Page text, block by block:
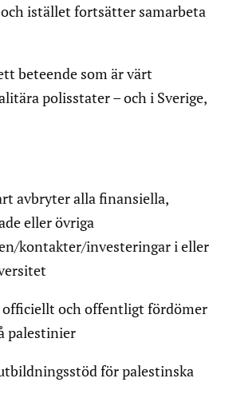
istället fortsätter samarbeta
beteende som är värt
polisstater – och i Sverige,
avbryter alla finansiella,
eller övriga
kontakter/investeringar i eller
och offentligt fördömer
palestinier
för palestinska